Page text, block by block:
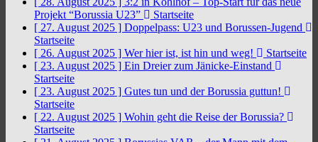
Projekt “Borussia U23”
Startseite
[ 27. August 2025 ] Doppelpass: U23 und Borussen-Jugend
Startseite
[ 26. August 2025 ] Wer hier ist, ist hin und weg!
Startseite
[ 23. August 2025 ] Ein Dreier zum Jänicke-Einstand
Startseite
[ 23. August 2025 ] Gutes tun und der Borussia guttun!
Startseite
[ 22. August 2025 ] Wohin geht die Reise der Borussia?
Startseite